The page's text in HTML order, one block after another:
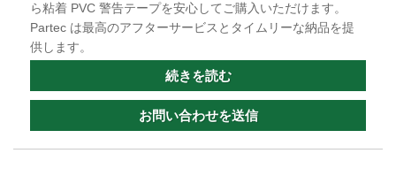
ら粘着 PVC 警告テープを安心してご購入いただけます。
Partec は最高のアフターサービスとタイムリーな納品を提
供します。
続きを読む
お問い合わせを送信